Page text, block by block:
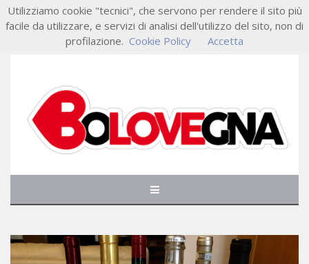
Utilizziamo cookie "tecnici", che servono per rendere il sito più
facile da utilizzare, e servizi di analisi dell'utilizzo del sito, non di
profilazione. Cookie Policy Accetta